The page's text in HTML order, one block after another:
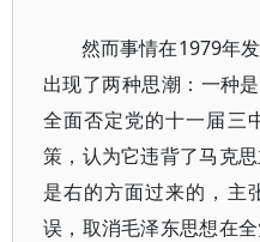
然而事情在1979年
出现了两种思潮：一种
全面否定党的十一届三
策，认为它违背了马克
是右的方面过来的，主
误，取消毛泽东思想在